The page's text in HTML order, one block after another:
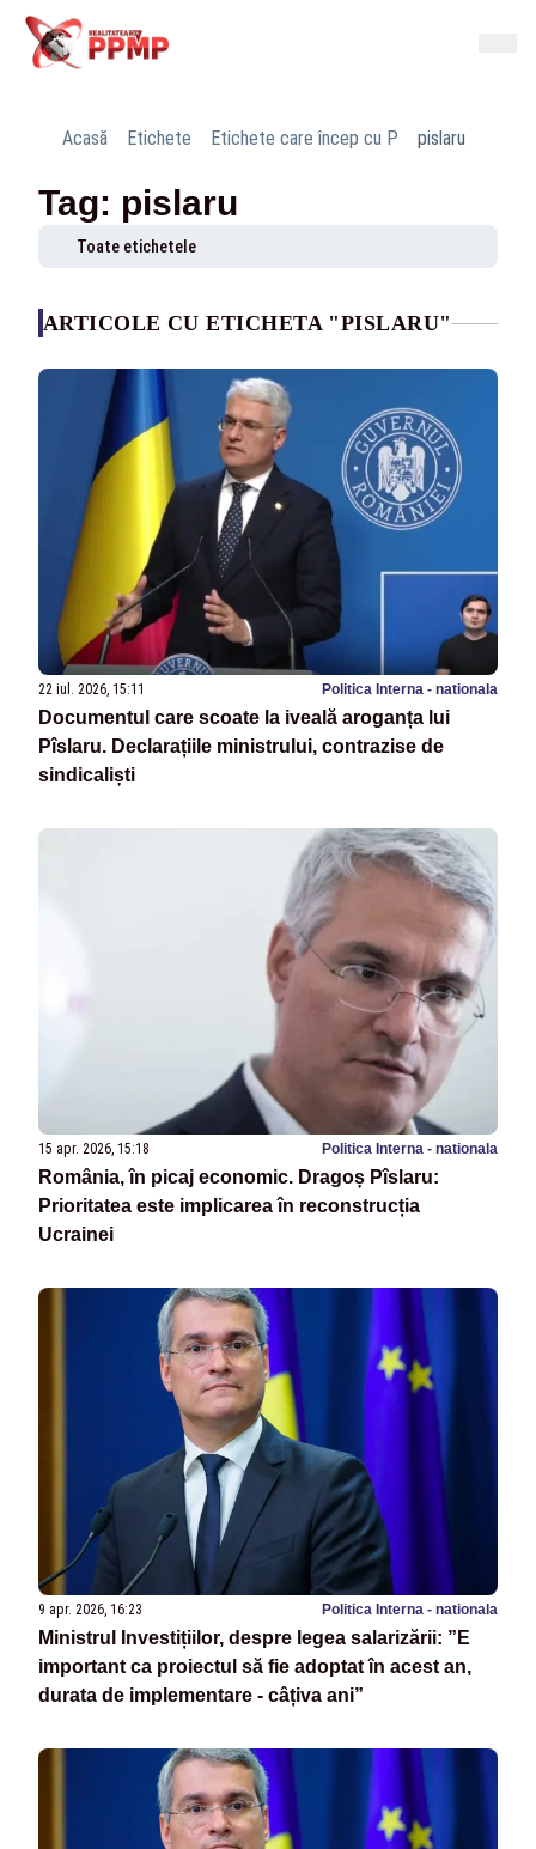
Acasă Etichete Etichete care încep cu P pislaru
Tag: pislaru
Toate etichetele
ARTICOLE CU ETICHETA "PISLARU"
22 iul. 2026, 15:11 Politica Interna - nationala
Documentul care scoate la iveală aroganța lui
Pîslaru. Declarațiile ministrului, contrazise de
sindicaliști
15 apr. 2026, 15:18 Politica Interna - nationala
România, în picaj economic. Dragoș Pîslaru:
Prioritatea este implicarea în reconstrucția
Ucrainei
9 apr. 2026, 16:23 Politica Interna - nationala
Ministrul Investițiilor, despre legea salarizării: ”E
important ca proiectul să fie adoptat în acest an,
durata de implementare - câțiva ani”